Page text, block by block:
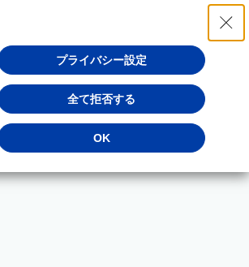
プライバシー設定
全て拒否する
OK